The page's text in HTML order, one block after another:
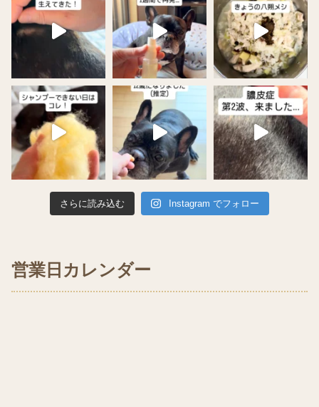
さらに読み込む Instagram でフォロー
営業日カレンダー